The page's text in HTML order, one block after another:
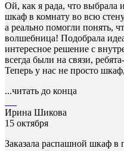
Ой, как я рада, что выбрала
шкаф в комнату во всю
а реально помогли понять,
волшебница! Подобрала
интересное решение с
всегда были на связи,
Теперь у нас не просто
...читать до конца
Ирина Шикова
15 октября
Заказала распашной шкаф